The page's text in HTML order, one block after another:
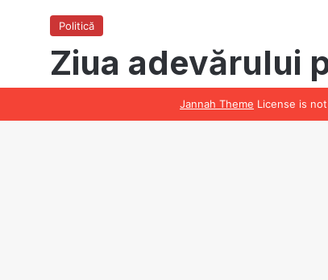
Jannah Theme License is